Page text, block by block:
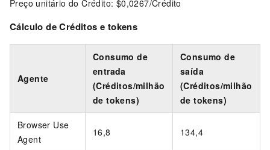
Preço unitário do Crédito: $0,0267/Crédito
Cálculo de Créditos e tokens
Agente
Consumo de
entrada
(Créditos/milhão
de tokens)
Consumo de
saída
(Créditos/milhão
de tokens)
Browser Use
Agent
16,8 134,4